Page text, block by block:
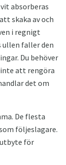
absorberas
skaka av och
i regnigt
ullen faller den
Du behöver
att rengöra
det om
De flesta
följeslagare.
för